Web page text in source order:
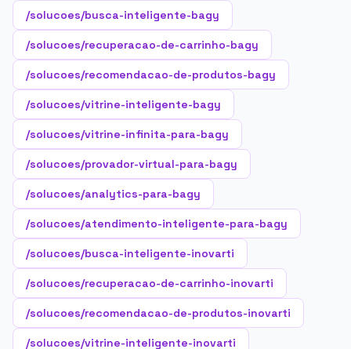
/solucoes/busca-inteligente-bagy
/solucoes/recuperacao-de-carrinho-bagy
/solucoes/recomendacao-de-produtos-bagy
/solucoes/vitrine-inteligente-bagy
/solucoes/vitrine-infinita-para-bagy
/solucoes/provador-virtual-para-bagy
/solucoes/analytics-para-bagy
/solucoes/atendimento-inteligente-para-bagy
/solucoes/busca-inteligente-inovarti
/solucoes/recuperacao-de-carrinho-inovarti
/solucoes/recomendacao-de-produtos-inovarti
/solucoes/vitrine-inteligente-inovarti